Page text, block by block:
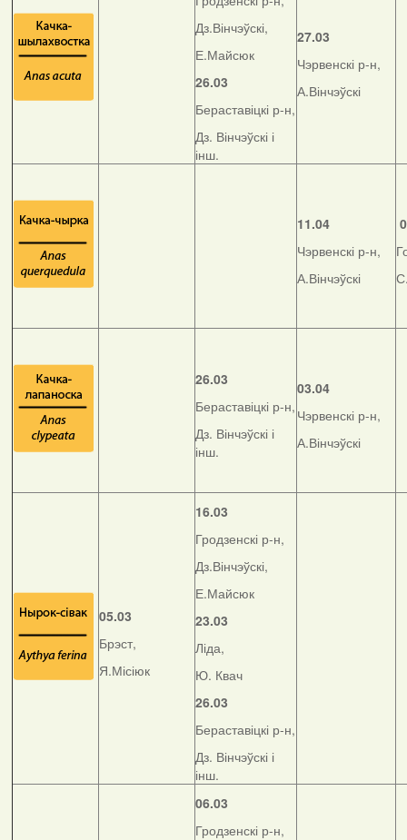
Дз.Вінчэўскі,
Е.Майсюк
26.03
Бераставіцкі р-н,
Дз. Вінчэўскі і
інш.
27.03
Чэрвенскі р-н,
А.Вінчэўскі
11.04
Чэрвенскі р-н,
А.Вінчэўскі
26.03
Бераставіцкі р-н,
Дз. Вінчэўскі і
інш.
03.04
Чэрвенскі р-н,
А.Вінчэўскі
05.03
Брэст,
Я.Місіюк
16.03
Гродзенскі р-н,
Дз.Вінчэўскі,
Е.Майсюк
23.03
Ліда,
Ю. Квач
26.03
Бераставіцкі р-н,
Дз. Вінчэўскі і
інш.
06.03
Гродзенскі р-н,